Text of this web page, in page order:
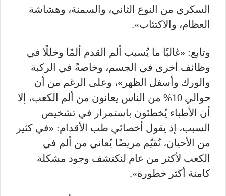
السكري من النوع الثاني، والسمنة، وهشاشة
العظام، والاكتئاب».
وتابع: «غالبًا ما يُسبب ألم القدم ألمًا وخللًا في
وظائف أخرى في الجسم، وخاصةً في الركبة
والورك وأسفل الظهر»، وعلى الرغم من أن
حوالي 10% من الناس يعانون من ألم الكعب، إلا
أن الأطباء يُخطئون باستمرار في تشخيص
السبب، إذ يقول أخصائي طب الأقدام: «في كثير
من الأحيان، نُقيّم مريضًا يُعاني من ألم في
الكعب لأكثر من عام لنكتشف وجود مشكلة
كامنة أكثر خطورة».